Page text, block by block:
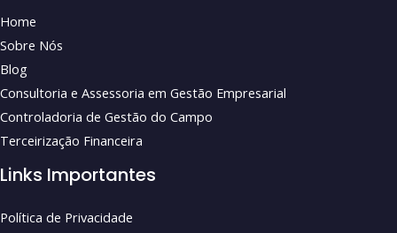
Home
Sobre Nós
Blog
Consultoria e Assessoria em Gestão Empresarial
Controladoria de Gestão do Campo
Terceirização Financeira
Links Importantes
Política de Privacidade